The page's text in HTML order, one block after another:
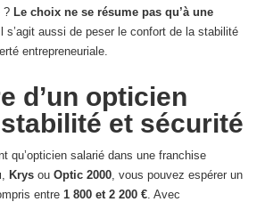
? Le choix ne se résume pas qu’à une
Il s’agit aussi de peser le confort de la stabilité
entrepreneuriale.
d’un opticien
et sécurité
qu’opticien salarié dans une franchise
, Krys ouOptic 2000, vous pouvez espérer un
entre1 800 et 2 200 €. Avec